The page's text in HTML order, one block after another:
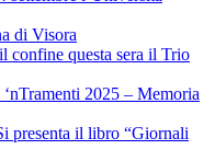
di Visora
questa sera il Trio
2025 – Memoria
il libro “Giornali